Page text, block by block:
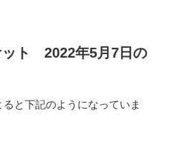
ット 2022年5月7日の
と下記のようになっていま